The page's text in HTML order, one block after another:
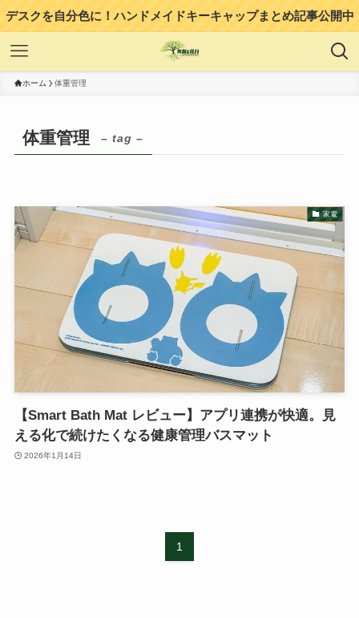
デスクを自分色に！ハンドメイドキーキャップまとめ記事公開中
ホーム 体重管理
体重管理 – tag –
家電
【Smart Bath Mat レビュー】アプリ連携が快適。見
える化で続けたくなる健康管理バスマット
2026年1月14日
1